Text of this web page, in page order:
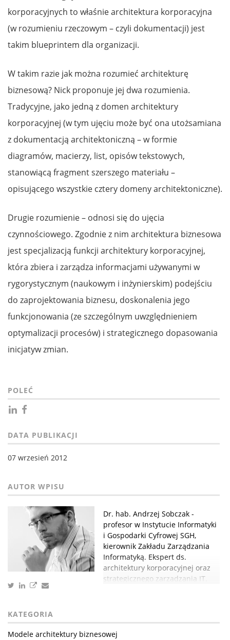
korporacyjnych to właśnie architektura korporacyjna
(w rozumieniu rzeczowym – czyli dokumentacji) jest
takim blueprintem dla organizacji.
W takim razie jak można rozumieć architekturę
biznesową? Nick proponuje jej dwa rozumienia.
Tradycyjne, jako jedną z domen architektury
korporacyjnej (w tym ujęciu może być ona utożsamiana
z dokumentacją architektoniczną – w formie
diagramów, macierzy, list, opisów tekstowych,
stanowiącą fragment szerszego materiału –
opisującego wszystkie cztery domeny architektoniczne).
Drugie rozumienie – odnosi się do ujęcia
czynnościowego. Zgodnie z nim architektura biznesowa
jest specjalizacją funkcji architektury korporacyjnej,
która zbiera i zarządza informacjami używanymi w
rygorystycznym (naukowym i inżynierskim) podejściu
do zaprojektowania biznesu, doskonalenia jego
funkcjonowania (ze szczególnym uwzględnieniem
optymalizacji procesów) i strategicznego dopasowania
inicjatyw zmian.
POLEĆ
DATA PUBLIKACJI
07 wrzesień 2012
Dr. hab. Andrzej Sobczak -
profesor w Instytucie Informatyki
i Gospodarki Cyfrowej SGH,
kierownik Zakładu Zarządzania
Informatyką. Ekspert ds.
architektury korporacyjnej oraz
strategicznego zarządzania IT.
KATEGORIA
Modele architektury biznesowej